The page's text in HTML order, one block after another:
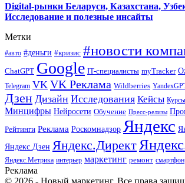
Digital-рынки Беларуси, Казахстана,
Исследование и полезные инсайты
Метки
#авто #деньги #кризис #новости
ChatGPT Google IT-специалисты myTracker
Telegram VK VK Реклама Wildberries
Дзен Дизайн Исследования Кейсы Курсы
Минцифры Нейросети Обучение Пресс-релизы
Рейтинги Реклама Роскомнадзор Яндекс
Яндекс.Дзен Яндекс.Директ
Яндекс.Метрика интерьер маркетинг ремонт смартфон
Реклама
© 2026 - Новый маркетинг. Все права